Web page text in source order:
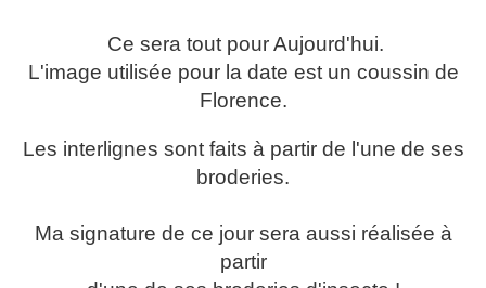
Ce sera tout pour Aujourd'hui.
L'image utilisée pour la date est un coussin de
Florence.
Les interlignes sont faits à partir de l'une de ses
broderies.
Ma signature de ce jour sera aussi réalisée à
partir